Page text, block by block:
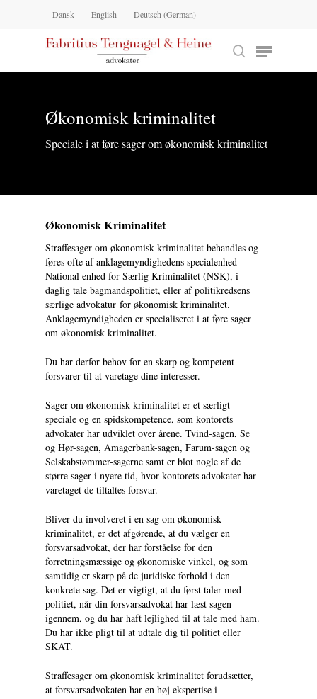
Dansk English Deutsch (German)
Search
search
Menu
Økonomisk kriminalitet
Speciale i at føre sager om økonomisk kriminalitet
Økonomisk Kriminalitet
Straffesager om økonomisk kriminalitet behandles og
føres ofte af anklagemyndighedens specialenhed
National enhed for Særlig Kriminalitet (NSK), i
daglig tale bagmandspolitiet, eller af politikredsens
særlige advokatur for økonomisk kriminalitet.
Anklagemyndigheden er specialiseret i at føre sager
om økonomisk kriminalitet.
Du har derfor behov for en skarp og kompetent
forsvarer til at varetage dine interesser.
Sager om økonomisk kriminalitet er et særligt
speciale og en spidskompetence, som kontorets
advokater har udviklet over årene. Tvind-sagen, Se
og Hør-sagen, Amagerbank-sagen, Farum-sagen og
Selskabstømmer-sagerne samt er blot nogle af de
større sager i nyere tid, hvor kontorets advokater har
varetaget de tiltaltes forsvar.
Bliver du involveret i en sag om økonomisk
kriminalitet, er det afgørende, at du vælger en
forsvarsadvokat, der har forståelse for den
forretningsmæssige og økonomiske vinkel, og som
samtidig er skarp på de juridiske forhold i den
konkrete sag. Det er vigtigt, at du først taler med
politiet, når din forsvarsadvokat har læst sagen
igennem, og du har haft lejlighed til at tale med ham.
Du har ikke pligt til at udtale dig til politiet eller
SKAT.
Straffesager om økonomisk kriminalitet forudsætter,
at forsvarsadvokaten har en høj ekspertise i